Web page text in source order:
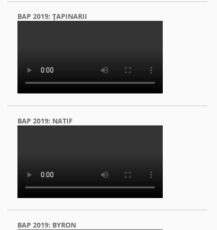
BAP 2019: ŢAPINARII
BAP 2019: NATIF
BAP 2019: BYRON